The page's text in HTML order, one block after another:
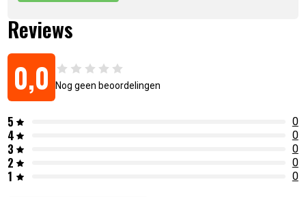
Artikelnummer:
Reviews
0,0 Nog geen beoordelingen
5 0
4 0
3 0
2 0
1 0